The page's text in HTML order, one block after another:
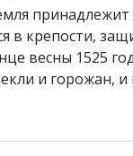
в крепости,
весны 1525
и горожан,